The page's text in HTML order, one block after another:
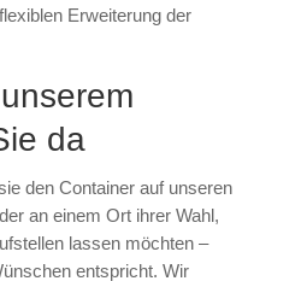
Erweiterung der
da
den Container auf unseren
an einem Ort ihrer Wahl,
lassen möchten –
entspricht. Wir